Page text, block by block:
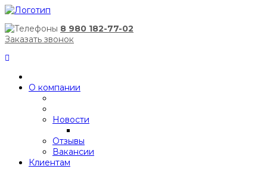
8 980 182-77-02
Заказать звонок
О компании
Новости
Отзывы
Вакансии
Клиентам